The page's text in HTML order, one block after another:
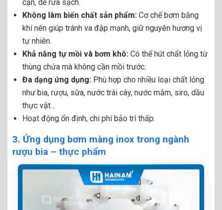
cặn, dễ rửa sạch.
Không làm biến chất sản phẩm: Cơ chế bơm bằng
khí nén giúp tránh va đập mạnh, giữ nguyên hương vị
tự nhiên.
Khả năng tự mồi và bơm khô: Có thể hút chất lỏng từ
thùng chứa mà không cần mồi trước.
Đa dạng ứng dụng: Phù hợp cho nhiều loại chất lỏng
như bia, rượu, sữa, nước trái cây, nước mắm, siro, dầu
thực vật…
Hoạt động ổn định, chi phí bảo trì thấp.
3. Ứng dụng bơm màng inox trong ngành
rượu bia – thực phẩm